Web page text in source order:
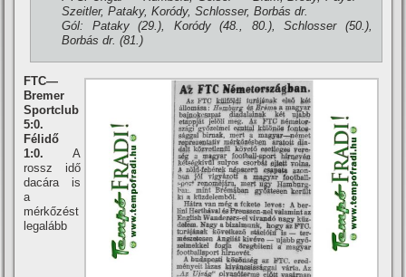
Szeitler, Pataky, Koródy, Schlosser, Borbás dr.
Gól: Pataky (29.), Koródy (48., 80.), Schlosser (50.),
Borbás dr. (81.)
FTC—
Bremer
Sportclub
5:0.
Félidő
1:0. A
rossz idő
dacára is
a
mérkőzést
legalább